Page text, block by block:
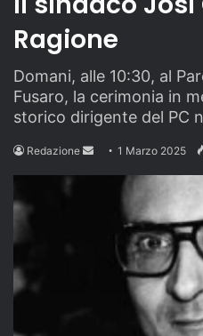
Ragione
Domani, alle 10:30, al
Fusaro, la cerimonia in
storico dirigente del PC
Redazione
Send1 Marzo 2025